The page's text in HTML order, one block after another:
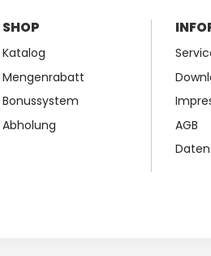
SHOP
Katalog
Mengenrabatt
Bonussystem
Abholung
AGB